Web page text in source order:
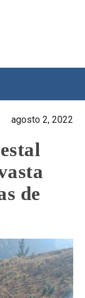
agosto 2, 2022
de